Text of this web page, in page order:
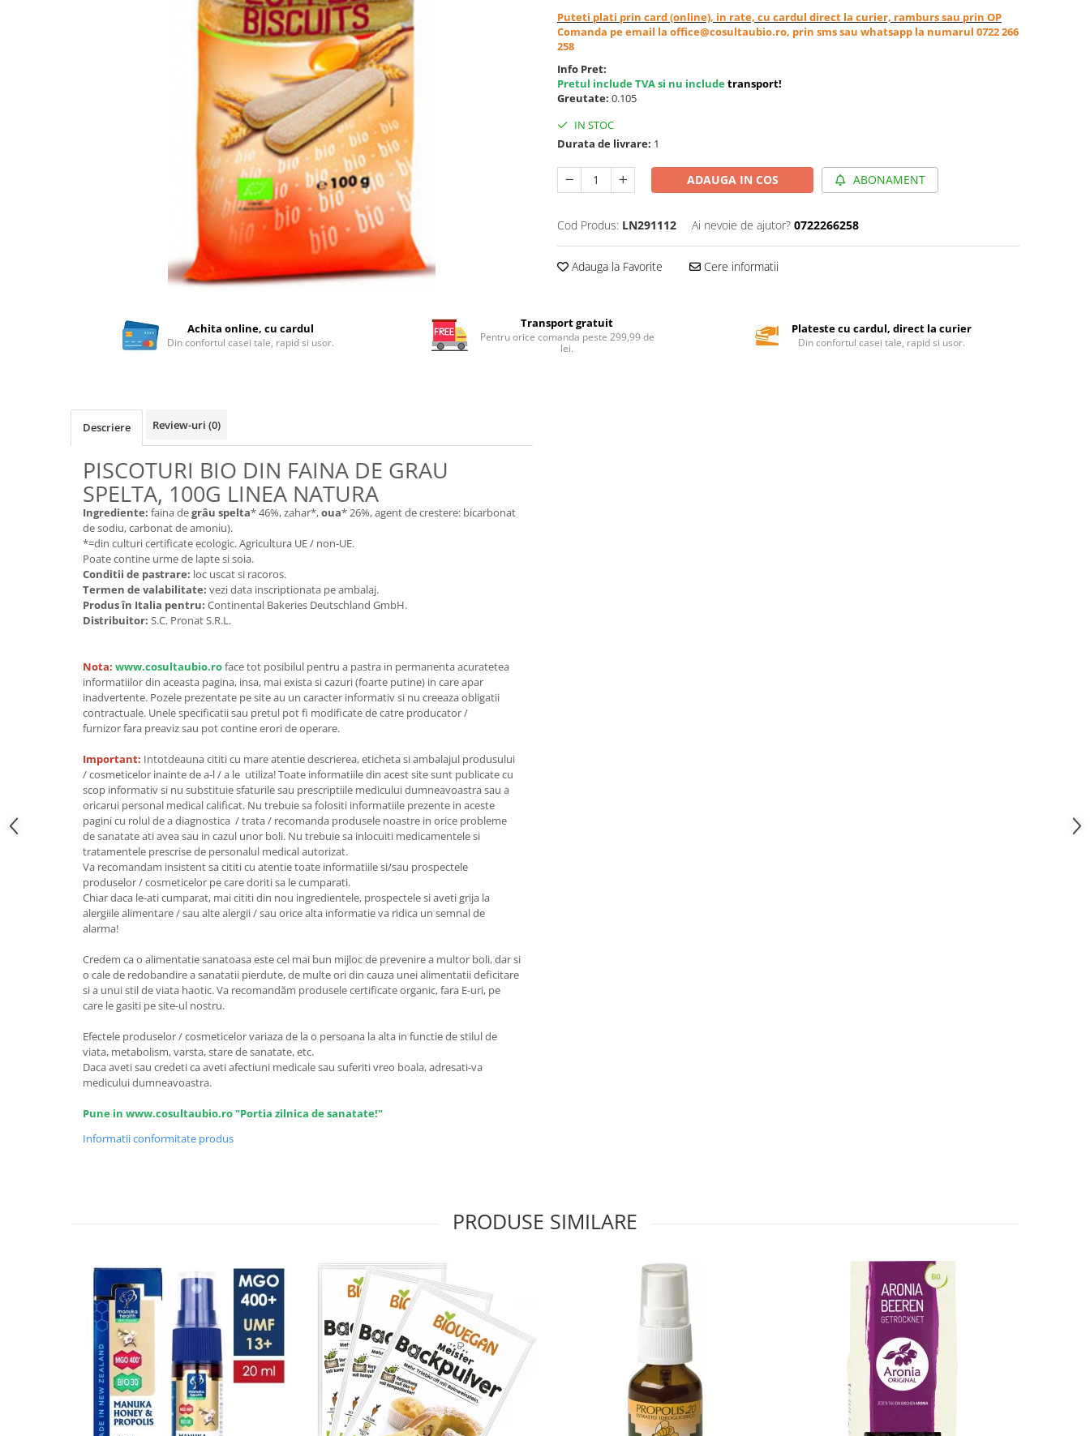
Seminte din plante oleaginoase
Fructe si legume Bio
Bauturi vegetale
Produse din carne
Sosuri, Ketchup bio
Pudre si prafuri
Conserve, Pateuri, creme
Fermenti si gelifianti
Produse din soia
Sare si inlocuitori
Produse care inlocuiesc carnea
Dulciuri
Dulceturi, gemuri, compoturi
Bomboane, Caramele si Jeleuri
Zahar si indulcitori
Guma de mestecat bio
Seminte, fructe uscate, samburi
Mixuri, condimente si mirodenii
Specialitati si produse asiatice
Puteti plati prin card (online), in rate, cu cardul direct la curier, ramburs sau prin OP
Comanda pe email la office@cosultaubio.ro, prin sms sau whatsapp la numarul 0722 266
258
Info Pret:
Pretul include TVA si nu includetransport!
Greutate: 0.105
IN STOC
Durata de livrare: 1
ADAUGA IN COS ABONAMENT
Cod Produs: LN291112 Ai nevoie de ajutor? 0722266258
Adauga la Favorite Cere informatii
Achita online, cu cardul
Din confortul casei tale, rapid si usor.
Transport gratuit
Pentru orice comanda peste 299,99 de
lei.
Plateste cu cardul, direct la curier
Din confortul casei tale, rapid si usor.
Descriere Review-uri (0)
PISCOTURI BIO DIN FAINA DE GRAU
SPELTA, 100G LINEA NATURA
Ingrediente: faina degrâu spelta* 46%, zahar*,oua* 26%, agent de crestere: bicarbonat
de sodiu, carbonat de amoniu).
*=din culturi certificate ecologic. Agricultura UE / non-UE.
Poate contine urme de lapte si soia.
Conditii de pastrare: loc uscat si racoros.
Termen de valabilitate: vezi data inscriptionata pe ambalaj.
Produs în Italia pentru: Continental Bakeries Deutschland GmbH.
Distribuitor: S.C. Pronat S.R.L.
Nota: www.cosultaubio.roface tot posibilul pentru a pastra in permanenta acuratetea
informatiilor din aceasta pagina, insa, mai exista si cazuri (foarte putine) in care apar
inadvertente. Pozele prezentate pe site au un caracter informativ si nu creeaza obligatii
contractuale. Unele specificatii sau pretul pot fi modificate de catre producator /
furnizor fara preaviz sau pot contine erori de operare.
Important: Intotdeauna cititi cu mare atentie descrierea, eticheta si ambalajul produsului
/ cosmeticelor inainte de a-l / a le utiliza! Toate informatiile din acest site sunt publicate cu
scop informativ si nu substituie sfaturile sau prescriptiile medicului dumneavoastra sau a
oricarui personal medical calificat. Nu trebuie sa folositi informatiile prezente in aceste
pagini cu rolul de a diagnostica / trata / recomanda produsele noastre in orice probleme
de sanatate ati avea sau in cazul unor boli. Nu trebuie sa inlocuiti medicamentele si
tratamentele prescrise de personalul medical autorizat.
Va recomandam insistent sa cititi cu atentie toate informatiile si/sau prospectele
produselor / cosmeticelor pe care doriti sa le cumparati.
Chiar daca le-ati cumparat, mai cititi din nou ingredientele, prospectele si aveti grija la
alergiile alimentare / sau alte alergii / sau orice alta informatie va ridica un semnal de
alarma!
Credem ca o alimentatie sanatoasa este cel mai bun mijloc de prevenire a multor boli, dar si
o cale de redobandire a sanatatii pierdute, de multe ori din cauza unei alimentatii deficitare
si a unui stil de viata haotic. Va recomandăm produsele certificate organic, fara E-uri, pe
care le gasiti pe site-ul nostru.
Efectele produselor / cosmeticelor variaza de la o persoana la alta in functie de stilul de
viata, metabolism, varsta, stare de sanatate, etc.
Daca aveti sau credeti ca aveti afectiuni medicale sau suferiti vreo boala, adresati-va
medicului dumneavoastra.
Pune in www.cosultaubio.ro "Portia zilnica de sanatate!"
Informatii conformitate produs
PRODUSE SIMILARE